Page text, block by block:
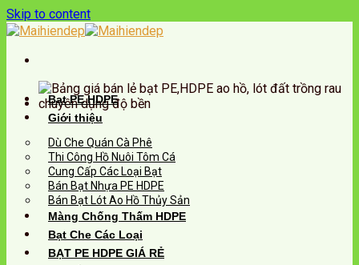
Skip to content
Bạt PE HDPE
Giới thiệu
Dù Che Quán Cà Phê
Thi Công Hồ Nuôi Tôm Cá
Cung Cấp Các Loại Bạt
Bán Bạt Nhựa PE HDPE
Bán Bạt Lót Ao Hồ Thủy Sản
Màng Chống Thấm HDPE
Bạt Che Các Loại
BẠT PE HDPE GIÁ RẺ